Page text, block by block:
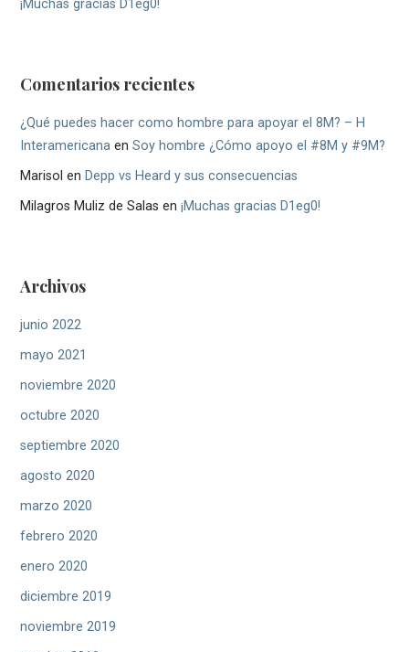
¡Muchas gracias D1eg0!
Comentarios recientes
¿Qué puedes hacer como hombre para apoyar el 8M? – H
Interamericana enSoy hombre ¿Cómo apoyo el #8M y #9M?
Marisol en Depp vs Heard y sus consecuencias
Milagros Muliz de Salas en¡Muchas gracias D1eg0!
Archivos
junio 2022
mayo 2021
noviembre 2020
octubre 2020
septiembre 2020
agosto 2020
marzo 2020
febrero 2020
enero 2020
diciembre 2019
noviembre 2019